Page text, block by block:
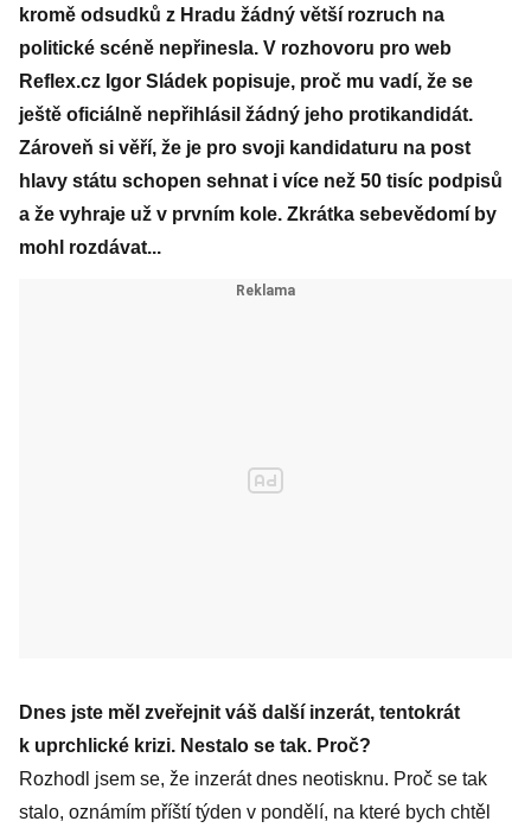
kromě odsudků z Hradu žádný větší rozruch na
politické scéně nepřinesla. V rozhovoru pro web
Reflex.cz Igor Sládek popisuje, proč mu vadí, že se
ještě oficiálně nepřihlásil žádný jeho protikandidát.
Zároveň si věří, že je pro svoji kandidaturu na post
hlavy státu schopen sehnat i více než 50 tisíc podpisů
a že vyhraje už v prvním kole. Zkrátka sebevědomí by
mohl rozdávat...
Dnes jste měl zveřejnit váš další inzerát, tentokrát
k uprchlické krizi. Nestalo se tak. Proč?
Rozhodl jsem se, že inzerát dnes neotisknu. Proč se tak
stalo, oznámím příští týden v pondělí, na které bych chtěl